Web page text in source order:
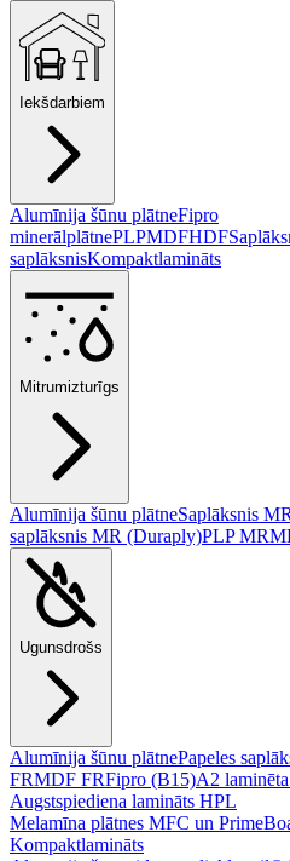
Iekšdarbiem
Alumīnija šūnu plātneFipro
minerālplātnePLPMDFHDF
saplāksnisKompaktlamināts
Mitrumizturīgs
Alumīnija šūnu plātneSaplāksnis MR
saplāksnis MR (Duraply)PLP MR
Ugunsdrošs
Alumīnija šūnu plātnePapeles
FRMDF FRFipro (B15)A2
Augstspiediena lamināts HPL
Melamīna plātnes MFC un
Kompaktlamināts